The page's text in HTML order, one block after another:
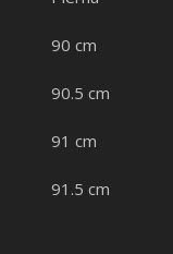
90 cm
90.5 cm
91 cm
91.5 cm